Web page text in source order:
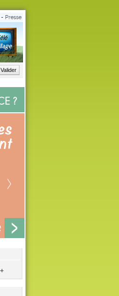
- Presse